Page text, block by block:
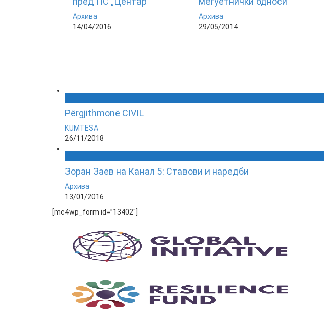
Архива
14/04/2016
Архива
29/05/2014
Përgjithmonë CIVIL
KUMTESA
26/11/2018
Зоран Заев на Канал 5: Ставови и наредби
Архива
13/01/2016
[mc4wp_form id=”13402″]